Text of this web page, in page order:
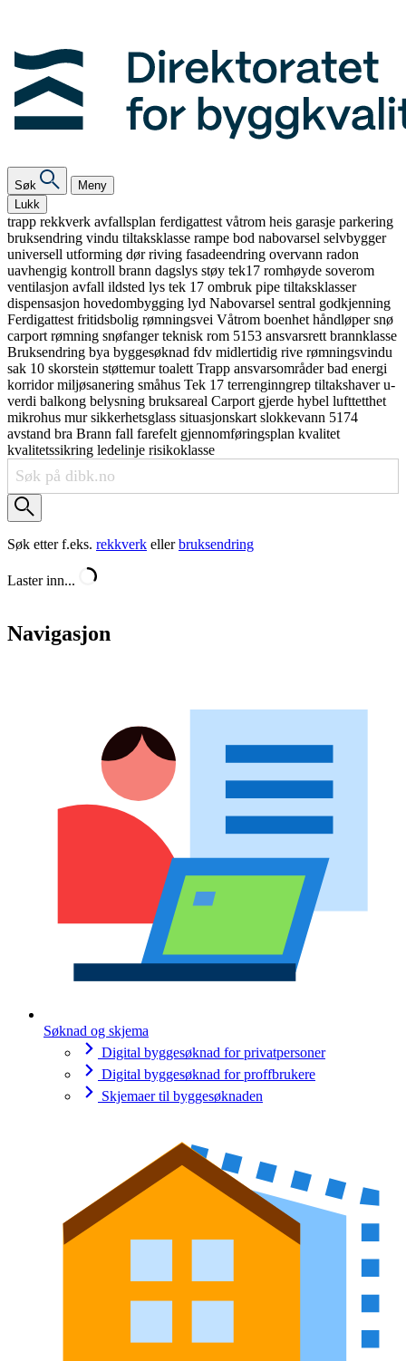
Søk
Meny
Lukk
trapp rekkverk avfallsplan ferdigattest våtrom heis garasje parkering
bruksendring vindu tiltaksklasse rampe bod nabovarsel selvbygger
universell utforming dørriving fasadeendring overvann radon
uavhengig kontroll brann dagslys støy tek17 romhøyde soverom
ventilasjon avfall ildsted lys tek 17 ombruk pipe tiltaksklasser
dispensasjon hovedombygging lyd Nabovarsel sentral godkjenning
Ferdigattest fritidsbolig rømningsvei Våtrom boenhet håndløpersnø
carport rømning snøfangerteknisk rom 5153 ansvarsrett brannklasse
Bruksendring bya byggesøknad fdv midlertidig rive rømningsvindu
sak 10 skorstein støttemurtoalett Trapp ansvarsområderbad energi
korridormiljøsanering småhus Tek 17 terrenginngrep tiltakshaveru-
verdi balkong belysning bruksareal Carport gjerde hybel lufttetthet
mikrohus mursikkerhetsglass situasjonskart slokkevann 5174
avstand bra Brann fall farefelt gjennomføringsplan kvalitet
kvalitetssikring ledelinje risikoklasse
Søk etter f.eks. rekkverk ellerbruksendring
Laster inn...
Navigasjon
Søknad og skjema
Digital byggesøknad for privatpersoner
Digital byggesøknad for proffbrukere
Skjemaer til byggesøknaden